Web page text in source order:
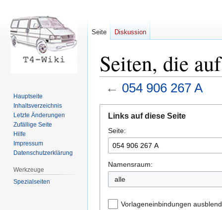
Seiten, die
← 054 906 267 A
Navigation
springen
Suche
springen
Links auf diese Seite
Seite:
Namensraum:
Vorlageneinbindungen
Seite Diskussion
Hauptseite
Inhaltsverzeichnis
Letzte Änderungen
Zufällige Seite
Hilfe
Impressum
Datenschutzerklärung
Werkzeuge
Spezialseiten